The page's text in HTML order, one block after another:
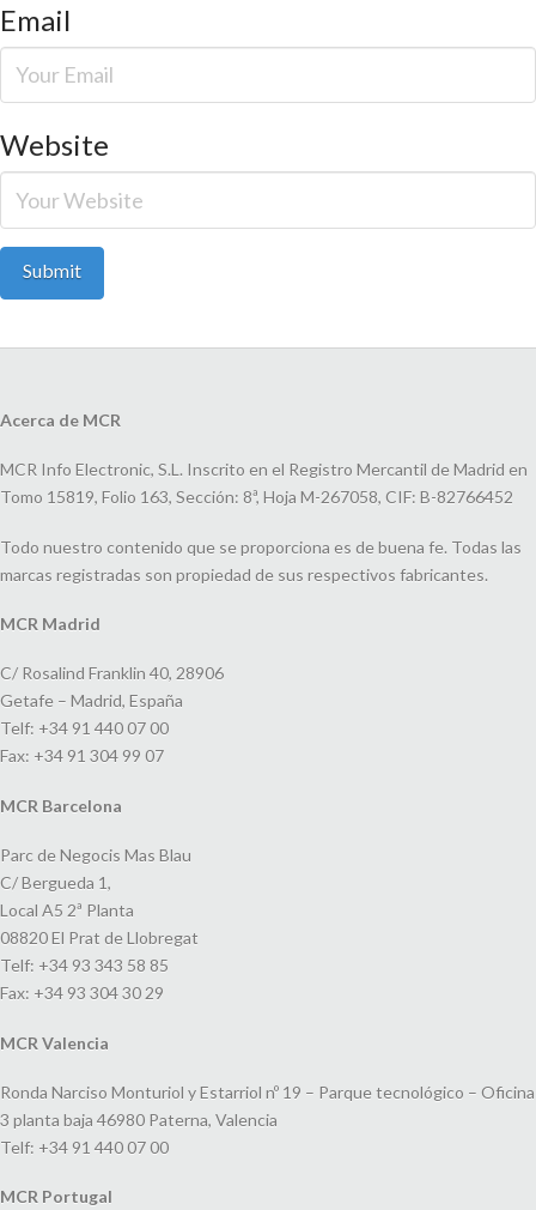
Email
Website
Acerca de MCR
MCR Info Electronic, S.L. Inscrito en el Registro Mercantil de Madrid en
Tomo 15819, Folio 163, Sección: 8ª, Hoja M-267058, CIF: B-82766452
Todo nuestro contenido que se proporciona es de buena fe. Todas las
marcas registradas son propiedad de sus respectivos fabricantes.
MCR Madrid
C/ Rosalind Franklin 40, 28906
Getafe – Madrid, España
Telf: +34 91 440 07 00
Fax: +34 91 304 99 07
MCR Barcelona
Parc de Negocis Mas Blau
C/ Bergueda 1,
Local A5 2ª Planta
08820 El Prat de Llobregat
Telf: +34 93 343 58 85
Fax: +34 93 304 30 29
MCR Valencia
Ronda Narciso Monturiol y Estarriol nº 19 – Parque tecnológico – Oficina
3 planta baja 46980 Paterna, Valencia
Telf: +34 91 440 07 00
MCR Portugal